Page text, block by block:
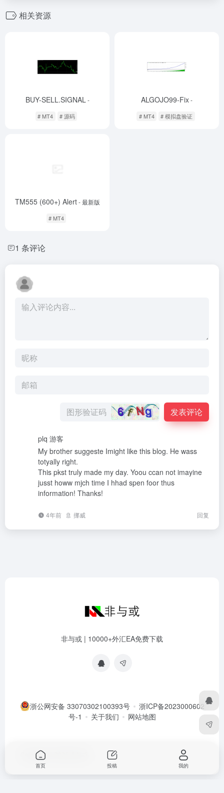
相关资源
BUY-SELL.SIGNAL -
# MT4 # 源码
ALGOJO99-Fix-
# MT4 # 模拟盘验证
TM555 (600+) Alert- 最新版
# MT4
1 条评论
发表评论
plq 游客
My brother suggeste Imight like this blog. He wass
totyally right.
This pkst truly made my day. Yoou ccan not imayine
jusst howw mjch time I hhad spen foor thus
information! Thanks!
4年前 挪威 回复
非与或 | 10000+外汇EA免费下载
浙公网安备 33070302100393号
浙ICP备2023000602
号-1
关于我们 网站地图
Copyright © 2026
首页 投稿 我的